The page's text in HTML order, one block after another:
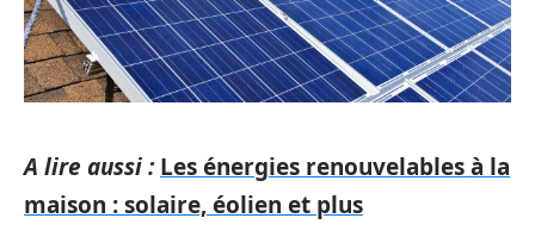
A lire aussi : Les énergies renouvelables à la
maison : solaire, éolien et plus